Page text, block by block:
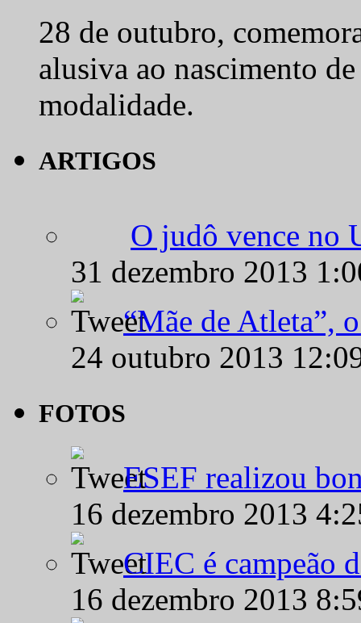
28 de outubro,
alusiva ao nascimento
modalidade.
ARTIGOS
O judô vence no
31 dezembro 2013
“Mãe de Atleta”,
24 outubro 2013
FOTOS
ESEF realizou
16 dezembro 2013
CIEC é campeão
16 dezembro 2013